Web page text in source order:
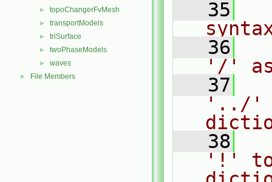
► topoChangerFvMesh
► transportModels
► triSurface
► twoPhaseModels
► waves
► File Members
   35
   36
'/' as
   37
'../'
   38
'!' to